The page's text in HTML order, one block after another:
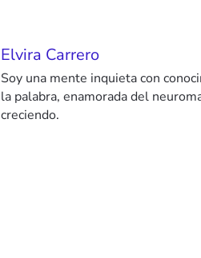
Elvira Carrero
Soy una mente inquieta con
la palabra, enamorada del
creciendo.